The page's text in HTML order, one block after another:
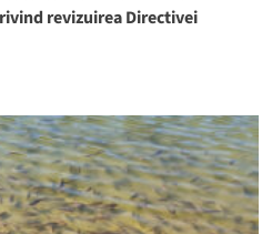
revizuirea Directivei